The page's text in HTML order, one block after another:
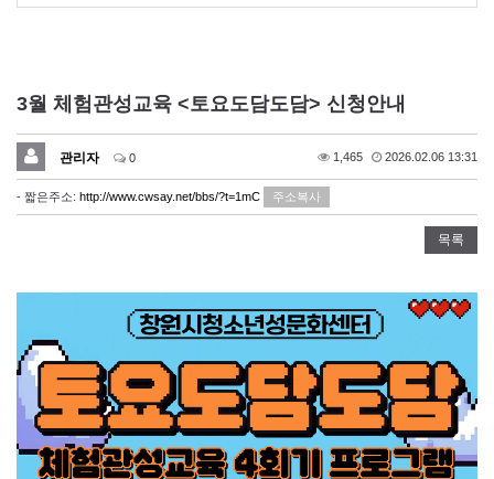
3월 체험관성교육 <토요도담도담> 신청안내
관리자 0 1,465 2026.02.06 13:31
- 짧은주소: http://www.cwsay.net/bbs/?t=1mC 주소복사
목록